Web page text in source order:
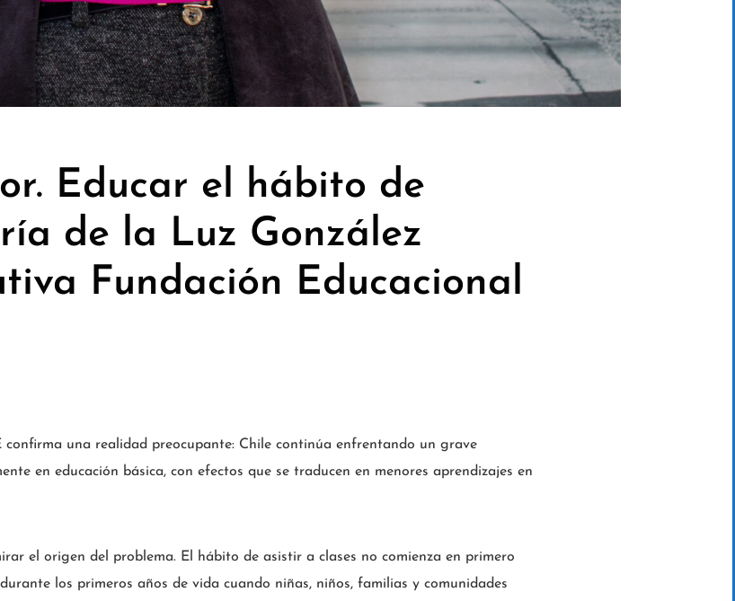
Educar el hábito de
de la Luz González
Fundación Educacional
una realidad preocupante: Chile continúa enfrentando un grave
en educación básica, con efectos que se traducen en menores aprendizajes en
el origen del problema. El hábito de asistir a clases no comienza en primero
los primeros años de vida cuando niñas, niños, familias y comunidades